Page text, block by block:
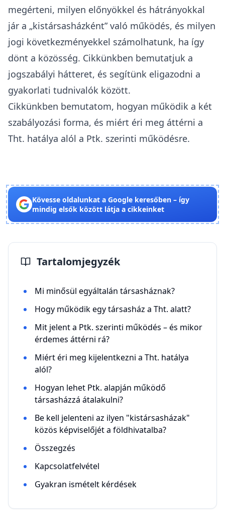
megérteni, milyen előnyökkel és hátrányokkal
jár a „kistársasházként” való működés, és milyen
jogi következményekkel számolhatunk, ha így
dönt a közösség. Cikkünkben bemutatjuk a
jogszabályi hátteret, és segítünk eligazodni a
gyakorlati tudnivalók között.
Cikkünkben bemutatom, hogyan működik a két
szabályozási forma, és miért éri meg áttérni a
Tht. hatálya alól a Ptk. szerinti működésre.
Kövesse oldalunkat a Google keresőben – így
mindig elsők között látja a cikkeinket
Tartalomjegyzék
Mi minősül egyáltalán társasháznak?
Hogy működik egy társasház a Tht. alatt?
Mit jelent a Ptk. szerinti működés – és mikor
érdemes áttérni rá?
Miért éri meg kijelentkezni a Tht. hatálya
alól?
Hogyan lehet Ptk. alapján működő
társasházzá átalakulni?
Be kell jelenteni az ilyen "kistársasházak"
közös képviselőjét a földhivatalba?
Összegzés
Kapcsolatfelvétel
Gyakran ismételt kérdések